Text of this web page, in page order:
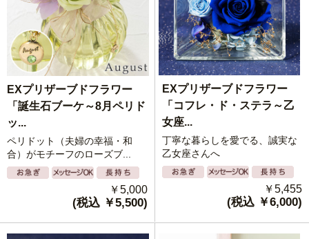
EXプリザーブドフラワー
「誕生石ブーケ～8月ペリド
ッ...
ペリドット（夫婦の幸福・和
合）がモチーフのローズブ...
￥5,000
(税込 ￥5,500)
EXプリザーブドフラワー
「コフレ・ド・ステラ～乙
女座...
丁寧な暮らしを愛でる、誠実な
乙女座さんへ
￥5,455
(税込 ￥6,000)